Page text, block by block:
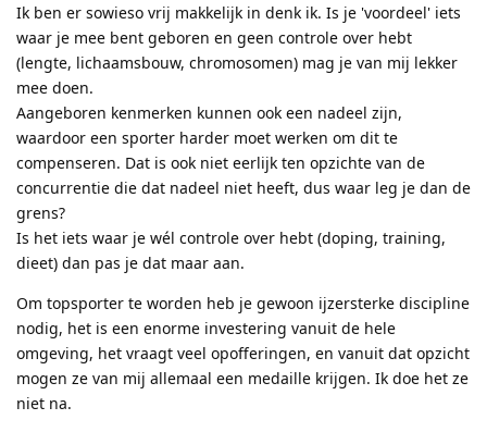
Ik ben er sowieso vrij makkelijk in denk ik. Is je 'voordeel' iets
waar je mee bent geboren en geen controle over hebt
(lengte, lichaamsbouw, chromosomen) mag je van mij lekker
mee doen.
Aangeboren kenmerken kunnen ook een nadeel zijn,
waardoor een sporter harder moet werken om dit te
compenseren. Dat is ook niet eerlijk ten opzichte van de
concurrentie die dat nadeel niet heeft, dus waar leg je dan de
grens?
Is het iets waar je wél controle over hebt (doping, training,
dieet) dan pas je dat maar aan.
Om topsporter te worden heb je gewoon ijzersterke discipline
nodig, het is een enorme investering vanuit de hele
omgeving, het vraagt veel opofferingen, en vanuit dat opzicht
mogen ze van mij allemaal een medaille krijgen. Ik doe het ze
niet na.